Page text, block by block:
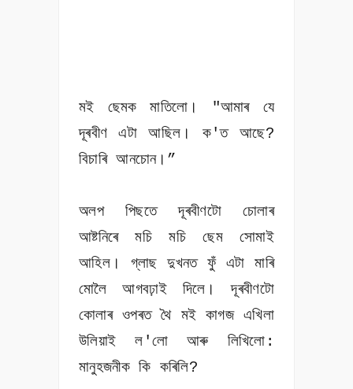
মই ছেমক মাতিলো। "আমাৰ যে
দূৰবীণ এটা আছিল। ক'ত আছে?
বিচাৰি আনচোন।”
অলপ পিছতে দূৰবীণটো চোলাৰ
আষ্টনিৰে মচি মচি ছেম সোমাই
আহিল। গ্লাছ দুখনত ফুঁ এটা মাৰি
মোলৈ আগবঢ়াই দিলে। দূৰবীণটো
কোলাৰ ওপৰত থৈ মই কাগজ এখিলা
উলিয়াই ল'লো আৰু লিখিলো:
মানুহজনীক কি কৰিলি?